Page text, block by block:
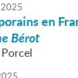
2025
en
Bérot